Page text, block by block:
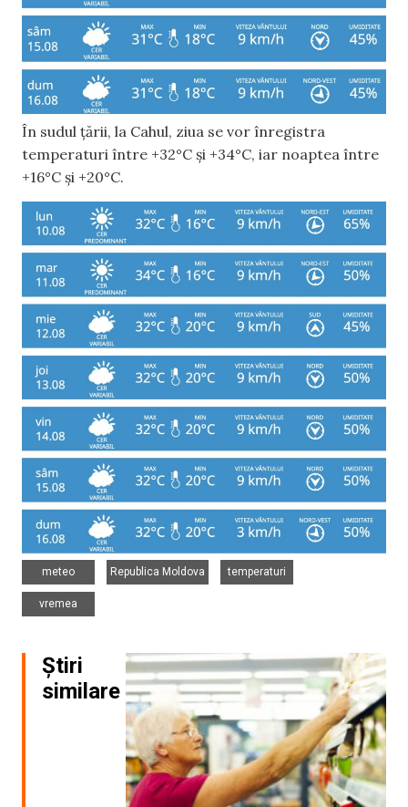
În sudul țării, la Cahul, ziua se vor înregistra
temperaturi între +32°C și +34°C, iar noaptea între
+16°C și +20°C.
meteo
Republica Moldova
temperaturi
vremea
Știri
similare